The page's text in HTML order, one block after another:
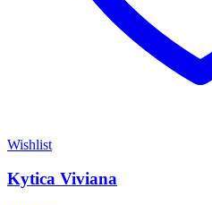
Wishlist
Kytica Viviana